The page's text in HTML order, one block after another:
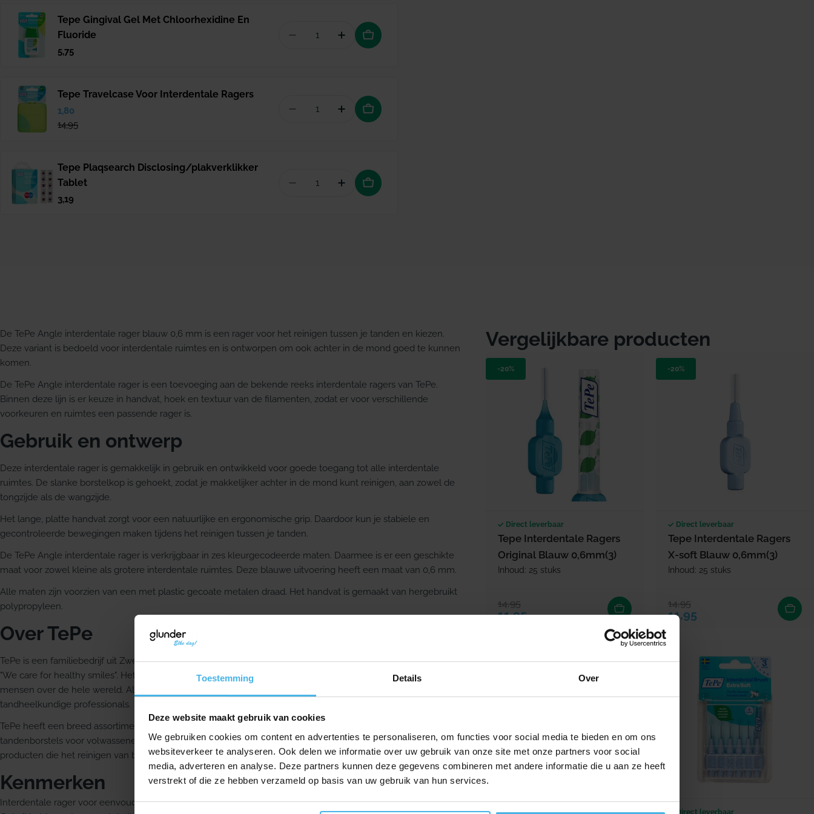
Toestemming Details Over
Deze website maakt gebruik van cookies
We gebruiken cookies om content en advertenties te personaliseren, om functies voor social media te bieden en om ons
websiteverkeer te analyseren. Ook delen we informatie over uw gebruik van onze site met onze partners voor social
media, adverteren en analyse. Deze partners kunnen deze gegevens combineren met andere informatie die u aan ze heeft
verstrekt of die ze hebben verzameld op basis van uw gebruik van hun services.
Tepe Gingival Gel Met Chloorhexidine En
Fluoride
Normale
5,75
Aantal verminderen voor TePe Gingival gel met chloorhexidine en fluoride
Hoeveelheid verhogen voor TePe Gingival gel met chloorhexidine en fluoride
Tepe Travelcase Voor Interdentale Ragers
Verkoopprijs
1,80
Normale
prijs
14,95
Aantal verminderen voor TePe Travelcase voor interdentale ragers
Hoeveelheid verhogen voor TePe Travelcase voor interdentale ragers
Tepe Plaqsearch Disclosing/plakverklikker
Tablet
Normale
3,19
Aantal verminderen voor TePe Plaqsearch disclosing/plakverklikker tablet
Hoeveelheid verhogen voor TePe Plaqsearch disclosing/plakverklikker tablet
De TePe Angle interdentale rager blauw 0,6 mm is een rager voor het reinigen tussen je tanden en kiezen.
Deze variant is bedoeld voor interdentale ruimtes en is ontworpen om ook achter in de mond goed te kunnen
komen.
De TePe Angle interdentale rager is een toevoeging aan de bekende reeks interdentale ragers van TePe.
Binnen deze lijn is er keuze in handvat, hoek en textuur van de filamenten, zodat er voor verschillende
voorkeuren en ruimtes een passende rager is.
Gebruik en ontwerp
Deze interdentale rager is gemakkelijk in gebruik en ontwikkeld voor goede toegang tot alle interdentale
ruimtes. De slanke borstelkop is gehoekt, zodat je makkelijker achter in de mond kunt reinigen, aan zowel de
tongzijde als de wangzijde.
Het lange, platte handvat zorgt voor een natuurlijke en ergonomische grip. Daardoor kun je stabiele en
gecontroleerde bewegingen maken tijdens het reinigen tussen je tanden.
De TePe Angle interdentale rager is verkrijgbaar in zes kleurgecodeerde maten. Daarmee is er een geschikte
maat voor zowel kleine als grotere interdentale ruimtes. Deze blauwe uitvoering heeft een maat van 0,6 mm.
Alle maten zijn voorzien van een met plastic gecoate metalen draad. Het handvat is gemaakt van hergebruikt
polypropyleen.
Over TePe
TePe is een familiebedrijf uit Zweden dat sinds 1965 mondhygiëneproducten produceert. De missie van TePe is:
"We care for healthy smiles". Het merk richt zich op producten die bijdragen aan een betere mondhygiëne voor
mensen over de hele wereld. Alle producten van TePe worden ontwikkeld in samenwerking met
tandheelkundige professionals.
TePe heeft een breed assortiment voor het gezond houden van mond en tanden. Daaronder vallen
tandenborstels voor volwassenen en kinderen, producten voor het reinigen tussen de tanden, en speciale
producten die het reinigen van bijvoorbeeld verstandskiezen, implantaten of een beugel makkelijker maken.
Kenmerken
Interdentale rager voor eenvoudig gebruik
Vergelijkbare producten
-20%
Direct leverbaar
Tepe Interdentale Ragers
Original Blauw 0,6mm(3)
Inhoud: 25 stuks
Verkoopprijs
11,95
Normale prijs
14,95
-20%
Direct leverbaar
Tepe Interdentale Ragers
X-soft Blauw 0,6mm(3)
Inhoud: 25 stuks
Verkoopprijs
11,95
Normale prijs
14,95
Direct leverbaar Direct leverbaar